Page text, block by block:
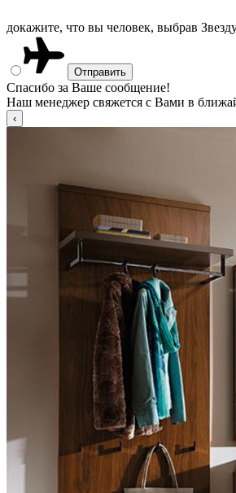
докажите, что вы человек, выбрав Звезду
Спасибо за Ваше сообщение!
Наш менеджер свяжется с Вами в